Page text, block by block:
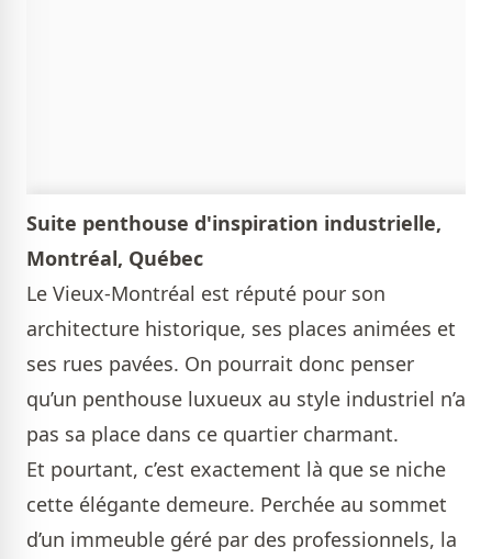
Suite penthouse d'inspiration industrielle,
Montréal, Québec
Le Vieux-Montréal est réputé pour son
architecture historique, ses places animées et
ses rues pavées. On pourrait donc penser
qu’un penthouse luxueux au style industriel n’a
pas sa place dans ce quartier charmant.
Et pourtant, c’est exactement là que se niche
cette élégante demeure. Perchée au sommet
d’un immeuble géré par des professionnels, la